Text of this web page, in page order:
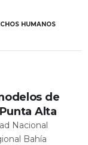
HUMANOS
de
Alta
Nacional
Bahía